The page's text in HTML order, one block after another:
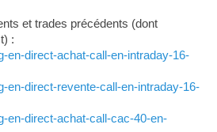
et trades précédents (dont
:
en-direct-achat-call-en-intraday-16-
en-direct-revente-call-en-intraday-16-
en-direct-achat-call-cac-40-en-